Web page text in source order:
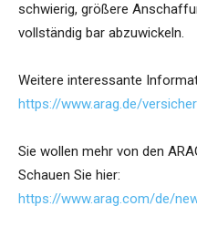
schwierig, größere
vollständig bar abzuwickeln.
Weitere interessante
https://www.arag.de/
Sie wollen mehr von den
Schauen Sie hier:
https://www.arag.com/de/